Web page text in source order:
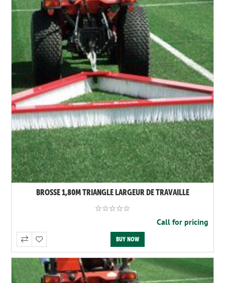
BROSSE 1,80M TRIANGLE LARGEUR DE TRAVAILLE
Call for pricing